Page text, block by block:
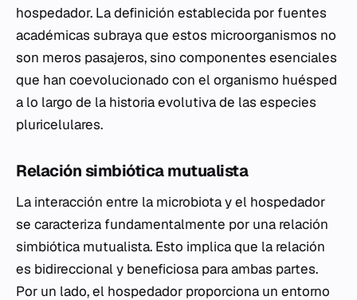
hospedador. La definición establecida por fuentes
académicas subraya que estos microorganismos no
son meros pasajeros, sino componentes esenciales
que han coevolucionado con el organismo huésped
a lo largo de la historia evolutiva de las especies
pluricelulares.
Relación simbiótica mutualista
La interacción entre la microbiota y el hospedador
se caracteriza fundamentalmente por una relación
simbiótica mutualista. Esto implica que la relación
es bidireccional y beneficiosa para ambas partes.
Por un lado, el hospedador proporciona un entorno